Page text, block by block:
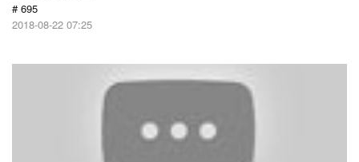
# 695
2018-08-22 07:25